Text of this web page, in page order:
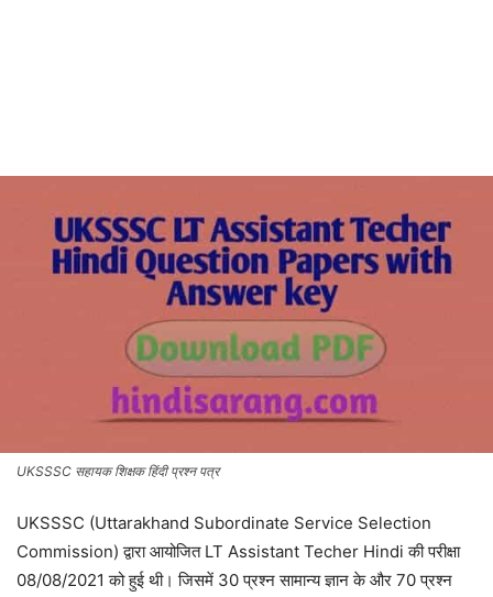
UKSSSC सहायक शिक्षक हिंदी प्रश्न पत्र
UKSSSC (Uttarakhand Subordinate Service Selection
Commission) द्वारा आयोजित LT Assistant Techer Hindi की परीक्षा
08/08/2021 को हुई थी। जिसमें 30 प्रश्न सामान्य ज्ञान के और 70 प्रश्न